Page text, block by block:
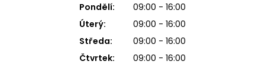
Pondělí:
09:00 - 16:00
Úterý:
09:00 - 16:00
Středa:
09:00 - 16:00
Čtvrtek:
09:00 - 16:00